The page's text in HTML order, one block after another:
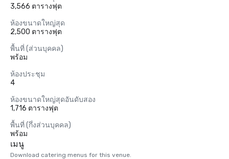
3,566 ตารางฟุต
ห้องขนาดใหญ่สุด
2,500 ตารางฟุต
พื้นที่ (ส่วนบุคคล)
พร้อม
ห้องประชุม
4
ห้องขนาดใหญ่สุดอันดับสอง
1,716 ตารางฟุต
พื้นที่ (กึ่งส่วนบุคคล)
พร้อม
เมนู
Download catering menus for this venue.